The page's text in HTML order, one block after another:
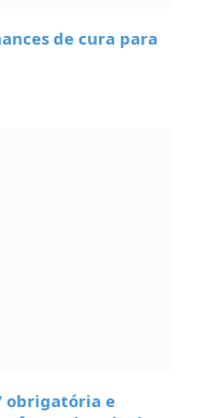
de cura para
obrigatória e